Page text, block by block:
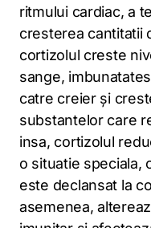
ritmului cardiac, a
cresterea cantitatii
cortizolul creste
sange,
catre creier și
substantelor care
insa, cortizolul
o situatie speciala,
este declansat la
asemenea,